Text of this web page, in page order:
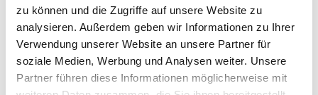
zu können und die Zugriffe auf unsere Website zu
analysieren. Außerdem geben wir Informationen zu Ihrer
Verwendung unserer Website an unsere Partner für
soziale Medien, Werbung und Analysen weiter. Unsere
Partner führen diese Informationen möglicherweise mit